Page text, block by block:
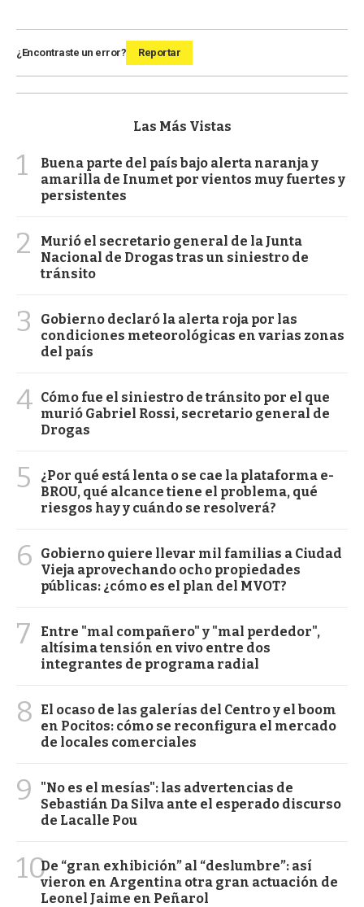
¿Encontraste un error? Reportar
Las Más Vistas
1
Buena parte del país bajo alerta naranja y
amarilla de Inumet por vientos muy fuertes y
persistentes
2
Murió el secretario general de la Junta
Nacional de Drogas tras un siniestro de
tránsito
3
Gobierno declaró la alerta roja por las
condiciones meteorológicas en varias zonas
del país
4 Cómo fue el siniestro de tránsito por el que
murió Gabriel Rossi, secretario general de
Drogas
5
¿Por qué está lenta o se cae la plataforma e-
BROU, qué alcance tiene el problema, qué
riesgos hay y cuándo se resolverá?
6
Gobierno quiere llevar mil familias a Ciudad
Vieja aprovechando ocho propiedades
públicas: ¿cómo es el plan del MVOT?
7
Entre "mal compañero" y "mal perdedor",
altísima tensión en vivo entre dos
integrantes de programa radial
8
El ocaso de las galerías del Centro y el boom
en Pocitos: cómo se reconfigura el mercado
de locales comerciales
9
"No es el mesías": las advertencias de
Sebastián Da Silva ante el esperado discurso
de Lacalle Pou
10De “gran exhibición” al “deslumbre”: así
vieron en Argentina otra gran actuación de
Leonel Jaime en Peñarol